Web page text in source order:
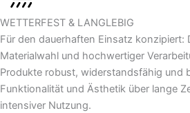
WETTERFEST & LANGLEBIG
Für den dauerhaften Einsatz konzipiert:
Materialwahl und hochwertiger
Produkte robust, widerstandsfähig und
Funktionalität und Ästhetik über lange
intensiver Nutzung.